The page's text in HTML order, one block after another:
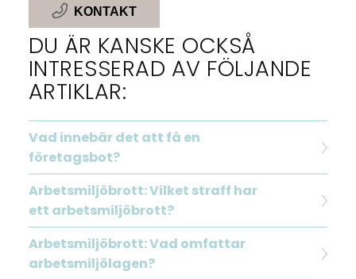
KONTAKT
DU ÄR KANSKE OCKSÅ
INTRESSERAD AV FÖLJANDE
ARTIKLAR:
Vad innebär det att få en
företagsbot?
Arbetsmiljöbrott: Vilket straff har
ett arbetsmiljöbrott?
Arbetsmiljöbrott: Vad omfattar
arbetsmiljölagen?